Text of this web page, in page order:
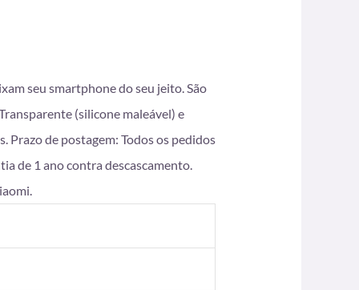
seu smartphone do seu jeito. São
(silicone maleável) e
Prazo de postagem: Todos os pedidos
de 1 ano contra descascamento.